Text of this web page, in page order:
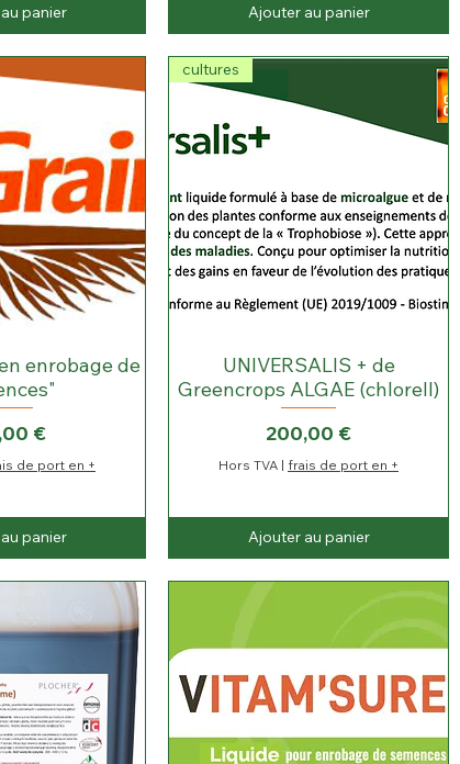
€
p
a
r
i
t
e
panier Ajouter au panier
enrobage de
€
de port en +
panier
cultures
UNIVERSALIS + de
Greencrops ALGAE (chlorell)
Prix
200,00 €
Hors TVA | frais de port en +
Ajouter au panier